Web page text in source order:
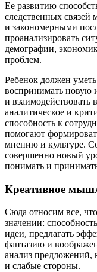
Ее развитию
следственных
и закономерными
проанализировать
демографии,
проблем.
Ребенок должен
воспринимать новую
и взаимодействовать
аналитическое и
способность к
помогают
мнению и культуре.
совершенно новый
понимать и
Креативное
Сюда относим все,
значении:
идеи, предлагать
фантазию и
анализ предложений,
и слабые стороны.